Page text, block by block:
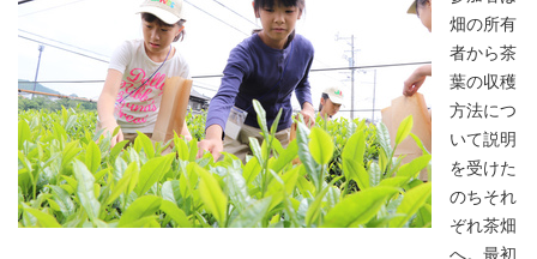
畑の所有
者から茶
葉の収穫
方法につ
いて説明
を受けた
のちそれ
ぞれ茶畑
へ。最初